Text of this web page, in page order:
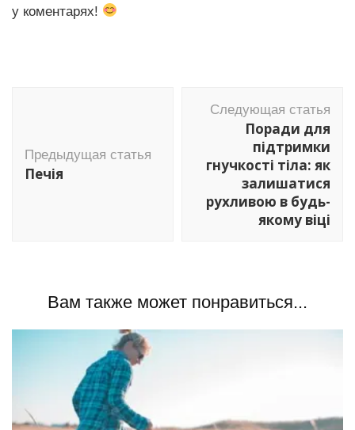
у коментарях!
Предыдущая статья
Печія
Следующая статья
Поради для
підтримки
гнучкості тіла: як
залишатися
рухливою в будь-
якому віці
Вам также может понравиться...